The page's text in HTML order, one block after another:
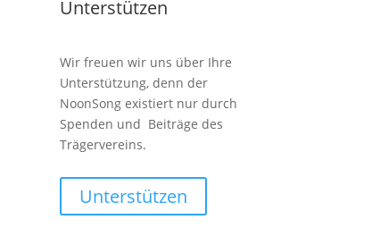
Unterstützen
Wir freuen wir uns über Ihre
Unterstützung, denn der
NoonSong existiert nur durch
Spenden und Beiträge des
Trägervereins.
Unterstützen